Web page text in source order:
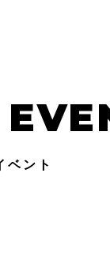
ベント